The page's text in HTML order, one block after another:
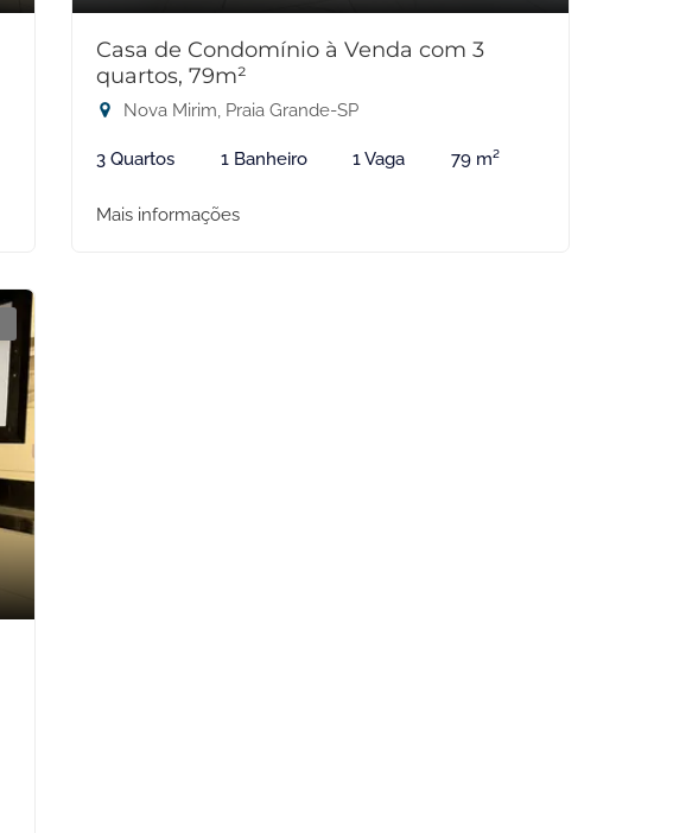
Casa de Condomínio à Venda com 3
quartos, 79m²
Nova Mirim, Praia Grande-SP
3 Quartos 1 Banheiro 1 Vaga 79 m²
Mais informações